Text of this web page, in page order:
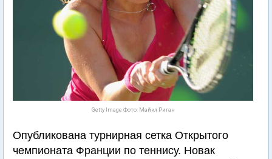
Getty Image Фото: Майкл Риган
Опубликована турнирная сетка Открытого
чемпионата Франции по теннису. Новак